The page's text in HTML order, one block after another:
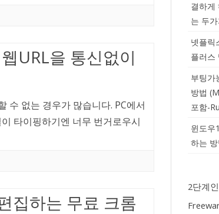
URL을 통신없이
수 없는 경우가 많습니다. PC에서
타이핑하기엔 너무 번거로우시
집하는 무료 크롬
결하게
는 두
넷플릭
플러스
부팅가
방법
포함-
윈도우
하는 방
2단계